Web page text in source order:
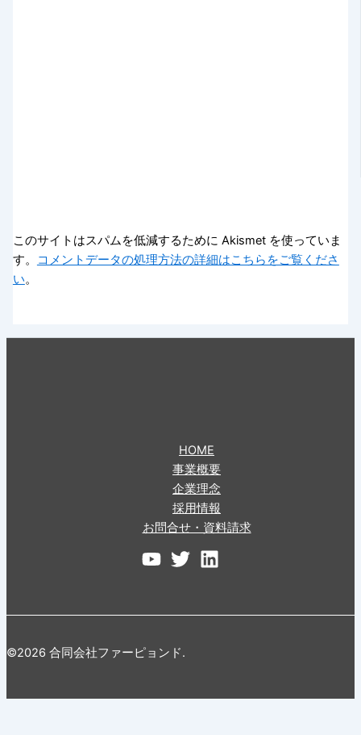
このサイトはスパムを低減するために Akismet を使っていま
す。
コメントデータの処理方法の詳細はこちらをご覧くださ
い。
HOME
事業概要
企業理念
採用情報
お問合せ・資料請求
©2026 合同会社ファーピョンド.